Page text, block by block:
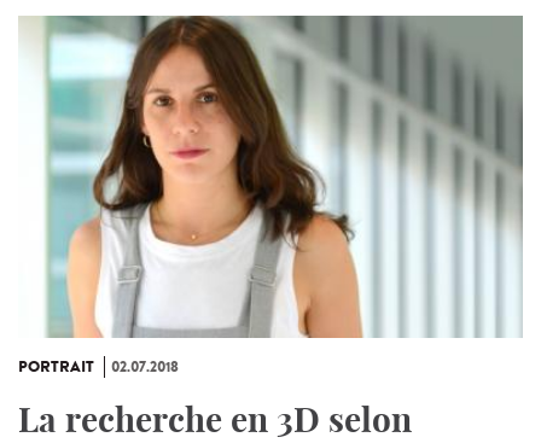
PORTRAIT 02.07.2018
La recherche en 3D selon